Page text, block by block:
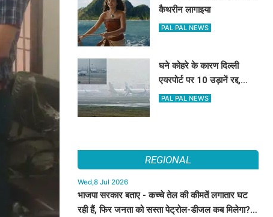
कैथरीन लागाइया
PAL PAL NEWS
घने कोहरे के कारण दिल्ली
एयरपोर्ट पर 10 उड़ानें रद्द,
270 से अधिक में देरी
PAL PAL NEWS
REGIONAL
Wed,8 Jul 2026
भाजपा सरकार बताए - कच्चे तेल की कीमतें लगातार घट
रही हैं, फिर जनता को सस्ता पेट्रोल-डीजल कब मिलेगा? :